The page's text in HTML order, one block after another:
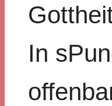
In